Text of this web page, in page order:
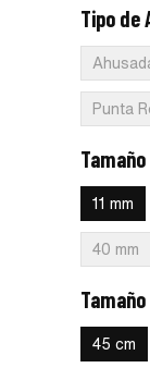
Tipo de
Punta
11 mm
40 mm
45 cm